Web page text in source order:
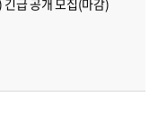
급 공개 모집(마감)